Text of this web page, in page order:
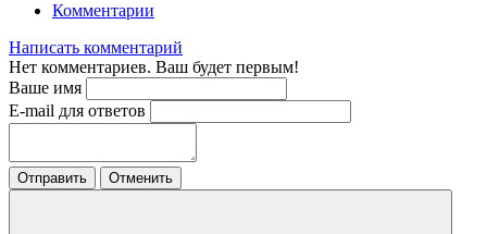
Комментарии
Написать комментарий
Нет комментариев. Ваш будет первым!
Ваше имя
E-mail для ответов
Отправить Отменить